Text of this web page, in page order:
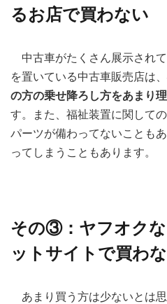
るお店で買わない
中古車がたくさん展示され
を置いている中古車販売店は、
の方の乗せ降ろし方をあまり
す。また、福祉装置に関して
パーツが備わってないことも
ってしまうこともあります。
その③：ヤフオク
ットサイトで買わ
あまり買う方は少ないとは